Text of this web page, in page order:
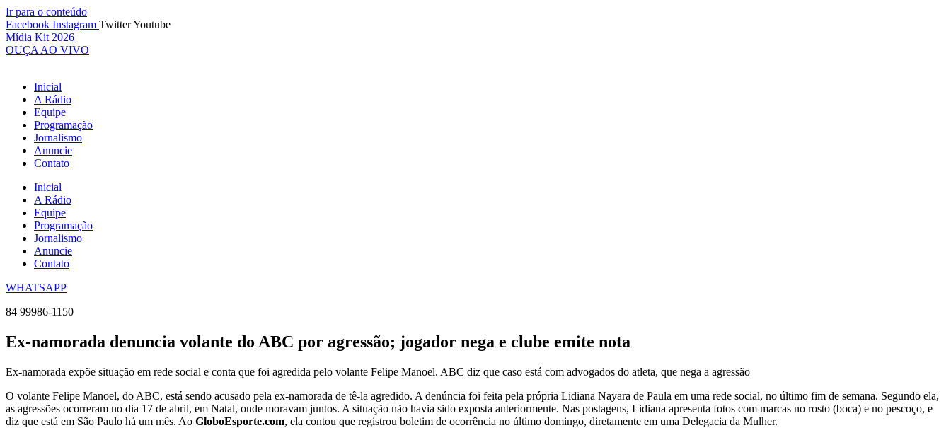
Ir para o conteúdo
Facebook Instagram TwitterYoutube
Mídia Kit 2026
OUÇA AO VIVO
Inicial
A Rádio
Equipe
Programação
Jornalismo
Anuncie
Contato
Inicial
A Rádio
Equipe
Programação
Jornalismo
Anuncie
Contato
WHATSAPP
84 99986-1150
Ex-namorada denuncia volante do ABC por agressão; jogador nega e clube emite nota
Ex-namorada expõe situação em rede social e conta que foi agredida pelo volante Felipe Manoel. ABC diz que caso está com advogados do atleta, que nega a agressão
O volante Felipe Manoel, do ABC, está sendo acusado pela ex-namorada de tê-la agredido. A denúncia foi feita pela própria Lidiana Nayara de Paula em uma rede social, no último fim de semana. Segundo ela,
as agressões ocorreram no dia 17 de abril, em Natal, onde moravam juntos. A situação não havia sido exposta anteriormente. Nas postagens, Lidiana apresenta fotos com marcas no rosto (boca) e no pescoço, e
diz que está em São Paulo há um mês. Ao GloboEsporte.com, ela contou que registrou boletim de ocorrência no último domingo, diretamente em uma Delegacia da Mulher.